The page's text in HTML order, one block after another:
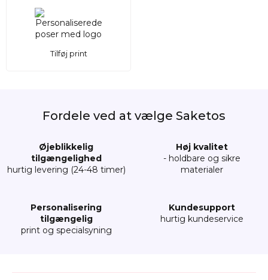
Tilføj print
Fordele ved at vælge Saketos
Øjeblikkelig
tilgængelighed
hurtig levering (24-48 timer)
Høj kvalitet
- holdbare og sikre
materialer
Personalisering
tilgængelig
print og specialsyning
Kundesupport
hurtig kundeservice